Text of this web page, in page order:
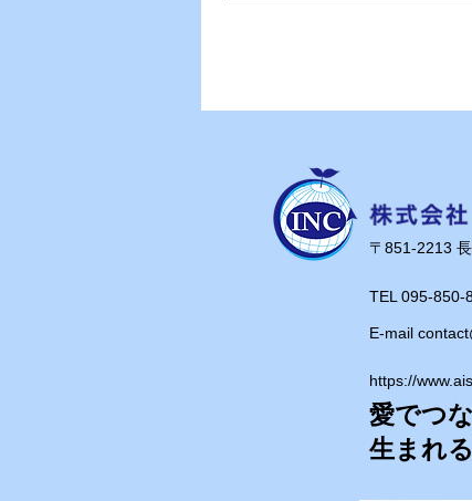
〒851-2213
TEL 095-850-
E-mail
https://
愛でつ
生まれ